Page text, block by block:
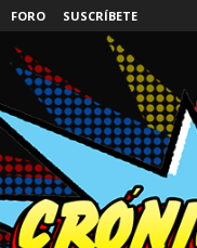
FORO SUSCRÍBETE